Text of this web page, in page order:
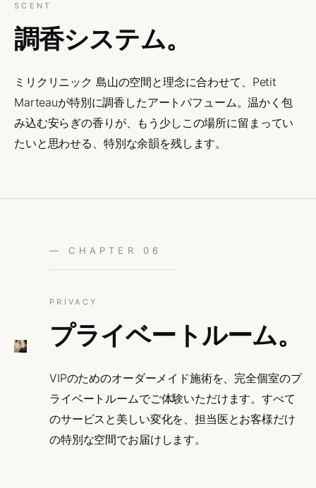
SCENT
調香システム。
ミリクリニック 島山の空間と理念に合わせて、Petit
Marteauが特別に調香したアートパフューム。温かく包
み込む安らぎの香りが、もう少しこの場所に留まってい
たいと思わせる、特別な余韻を残します。
— CHAPTER 06
PRIVACY
プライベートルーム。
VIPのためのオーダーメイド施術を、完全個室のプ
ライベートルームでご体験いただけます。すべて
のサービスと美しい変化を、担当医とお客様だけ
の特別な空間でお届けします。